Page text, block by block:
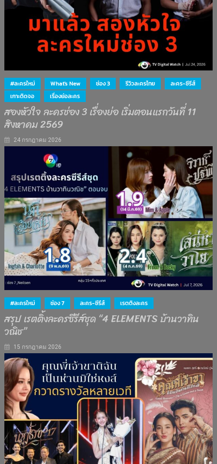
#ละครใหม่ What's New ช่อง 3 รีวิวละครไทย
ละคร-ซีรีส์
เกาะติดจอ
เรื่องย่อละคร
สองหัวใจ ละครช่อง 3 เรื่องย่อ เริ่มตอนแรกวันที่ 11
สิงหาคม 2569
24 กรกฎาคม 2026
#ละครใหม่ ช่อง 7 ละคร-ซีรีส์ เรตติงละคร
สรุป เรตติ้งละครซีรีส์ชุด “4 ELEMENTS บ้านวาทิน
วณิช”
15 กรกฎาคม 2026